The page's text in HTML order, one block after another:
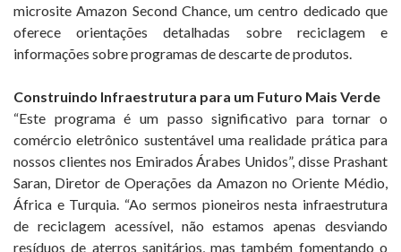
microsite Amazon Second Chance, um centro dedicado que
oferece orientações detalhadas sobre reciclagem e
informações sobre programas de descarte de produtos.
Construindo Infraestrutura para um Futuro Mais Verde
“Este programa é um passo significativo para tornar o
comércio eletrônico sustentável uma realidade prática para
nossos clientes nos Emirados Árabes Unidos”, disse Prashant
Saran, Diretor de Operações da Amazon no Oriente Médio,
África e Turquia. “Ao sermos pioneiros nesta infraestrutura
de reciclagem acessível, não estamos apenas desviando
resíduos de aterros sanitários, mas também fomentando o